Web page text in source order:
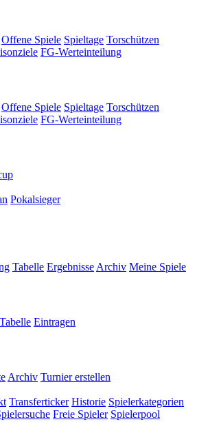
Offene Spiele Spieltage Torschützen
FG-Werteinteilung
Offene Spiele Spieltage Torschützen
FG-Werteinteilung
Pokalsieger
Tabelle Ergebnisse Archiv Meine Spiele
Tabelle Eintragen
Archiv Turnier erstellen
Transferticker Historie Spielerkategorien
Freie Spieler Spielerpool